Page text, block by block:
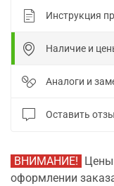
Инструкция
Наличие и
Аналоги и
Оставить
ВНИМАНИЕ! Цены
оформлении